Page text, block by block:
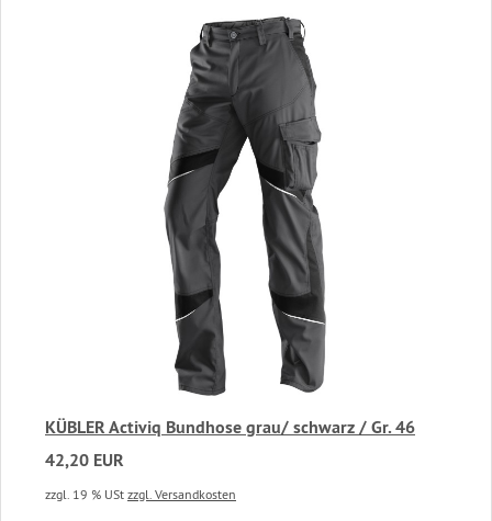
KÜBLER Activiq Bundhose grau/ schwarz / Gr. 46
42,20 EUR
zzgl. 19 % USt zzgl. Versandkosten